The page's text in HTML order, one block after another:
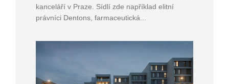
kanceláří v Praze. Sídlí zde například elitní
právníci Dentons, farmaceutická...